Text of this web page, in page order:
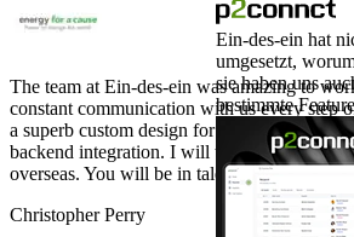
The team at Ein-des-ein was amazing to
constant communication with us every step
a superb custom design for our website and
backend integration. I will tell you, lose
overseas. You will be in talented and honest
Christopher Perry
Ein-des-ein hat
umgesetzt,
sie haben uns
bestimmte